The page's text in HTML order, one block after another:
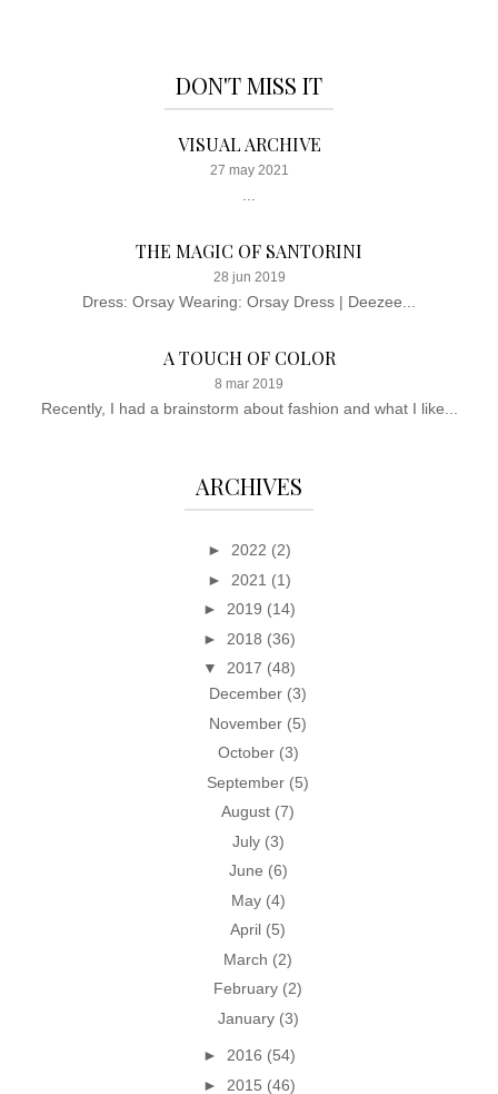
DON'T MISS IT
VISUAL ARCHIVE
27 may 2021
THE MAGIC OF SANTORINI
28 jun 2019
Dress: Orsay Wearing: Orsay Dress | Deezee...
A TOUCH OF COLOR
8 mar 2019
Recently, I had a brainstorm about fashion and what I like...
ARCHIVES
► 2022 (2)
► 2021 (1)
► 2019 (14)
► 2018 (36)
▼ 2017 (48)
December (3)
November (5)
October (3)
September (5)
August (7)
July (3)
June (6)
May (4)
April (5)
March (2)
February (2)
January (3)
► 2016 (54)
► 2015 (46)